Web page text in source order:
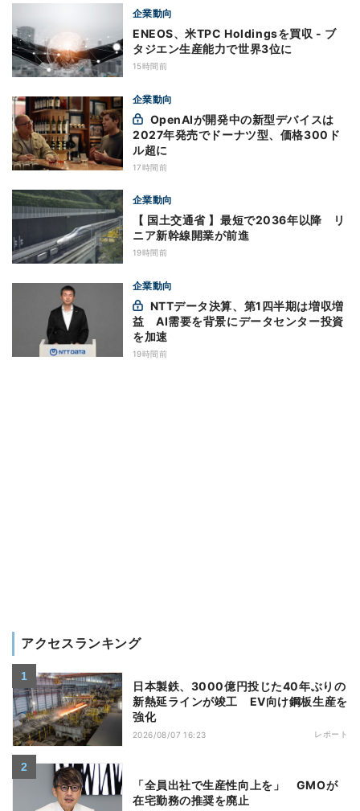
企業動向
ENEOS、米TPC Holdingsを買収 - ブ
タジエン生産能力で世界3位に
15時間前
企業動向
2027年発売でドーナツ型、価格300ド
ル超に
17時間前
企業動向
【 国土交通省 】最短で2036年以降 リ
ニア新幹線開業が前進
19時間前
企業動向
益 AI需要を背景にデータセンター投資
を加速
19時間前
アクセスランキング
日本製鉄、3000億円投じた40年ぶりの
新熱延ラインが竣工 EV向け鋼板生産を
強化
2026/08/07 16:23 レポート
「全員出社で生産性向上を」 GMOが
在宅勤務の推奨を廃止